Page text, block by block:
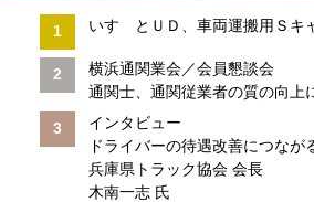
いすゞとＵＤ、車両運搬用Ｓキ
横浜通関業会／会員懇談会
通関士、通関従業者の質の向上
インタビュー
ドライバーの待遇改善につなが
兵庫県トラック協会 会長
木南一志 氏